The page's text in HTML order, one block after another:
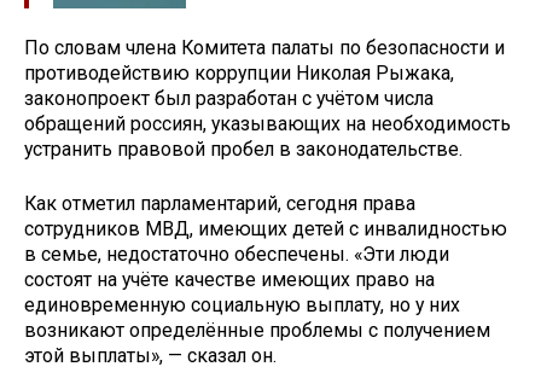
По словам члена Комитета палаты по безопасности и
противодействию коррупции Николая Рыжака,
законопроект был разработан с учётом числа
обращений россиян, указывающих на необходимость
устранить правовой пробел в законодательстве.
Как отметил парламентарий, сегодня права
сотрудников МВД, имеющих детей с инвалидностью
в семье, недостаточно обеспечены. «Эти люди
состоят на учёте качестве имеющих право на
единовременную социальную выплату, но у них
возникают определённые проблемы с получением
этой выплаты», — сказал он.